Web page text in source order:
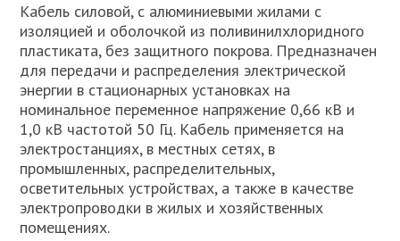
Кабель силовой, с алюминиевыми жилами с
изоляцией и оболочкой из поливинилхлоридного
пластиката, без защитного покрова. Предназначен
для передачи и распределения электрической
энергии в стационарных установках на
номинальное переменное напряжение 0,66 кВ и
1,0 кВ частотой 50 Гц. Кабель применяется на
электростанциях, в местных сетях, в
промышленных, распределительных,
осветительных устройствах, а также в качестве
электропроводки в жилых и хозяйственных
помещениях.